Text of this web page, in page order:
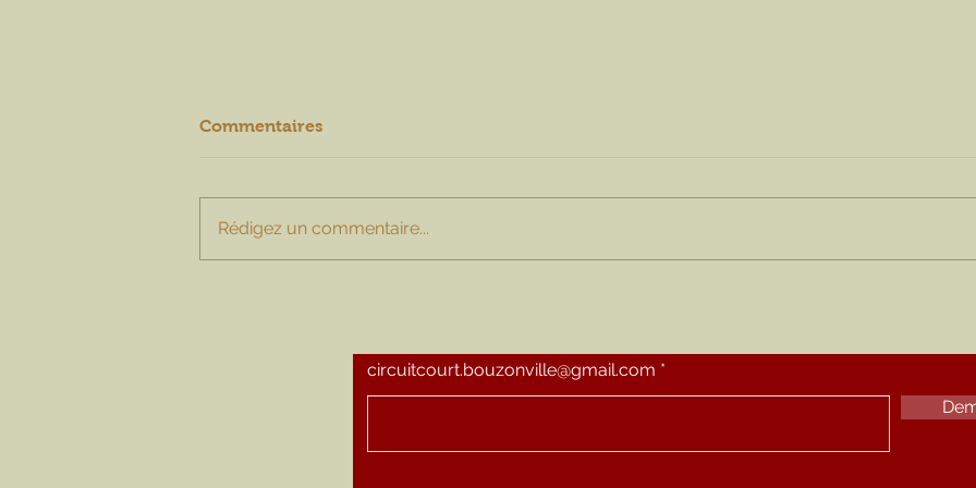
Mélanger un sachet de levure à
éventuellement de la Maïzena (1
g de
Commentaires
Rédigez un commentaire...
circuitcourt.bouzonville@gmail.com